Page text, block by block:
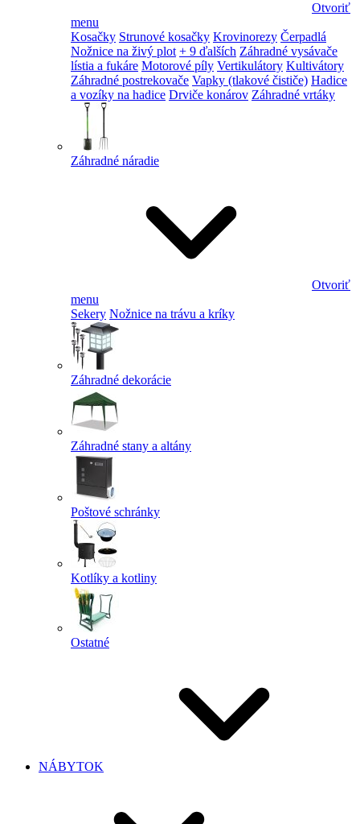
Otvoriť
menu
Kosačky Strunové kosačky Krovinorezy Čerpadlá
Nožnice na živý plot + 9 ďalších Záhradné vysávače
lístia a fukáre Motorové píly Vertikulátory Kultivátory
Záhradné postrekovače Vapky (tlakové čističe) Hadice
a vozíky na hadice Drviče konárov Záhradné vrtáky
Záhradné náradie
Otvoriť
menu
Sekery Nožnice na trávu a kríky
Záhradné dekorácie
Záhradné stany a altány
Poštové schránky
Kotlíky a kotliny
Ostatné
NÁBYTOK